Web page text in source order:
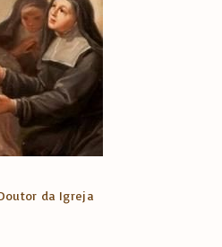
da Igreja